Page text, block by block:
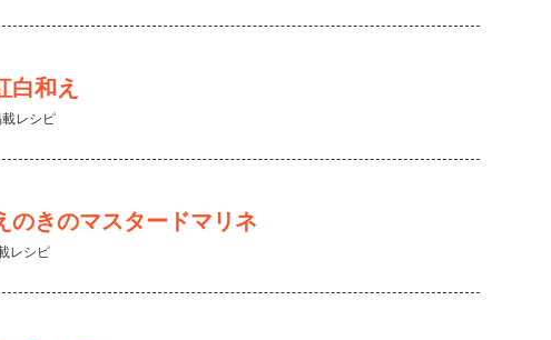
白和え
レシピ
のきのマスタードマリネ
レシピ